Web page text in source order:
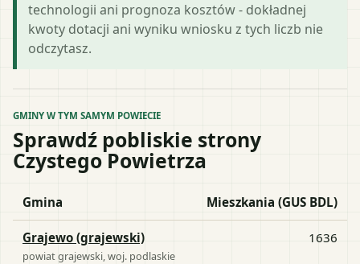
technologii ani prognoza kosztów - dokładnej
kwoty dotacji ani wyniku wniosku z tych liczb nie
odczytasz.
GMINY W TYM SAMYM POWIECIE
Sprawdź pobliskie strony
Czystego Powietrza
Gmina Mieszkania (GUS BDL)
Grajewo (grajewski)
powiatgrajewski , woj. podlaskie
1636